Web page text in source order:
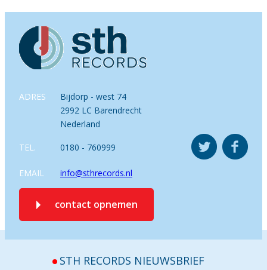
ADRES
Bijdorp - west 74
2992 LC Barendrecht
Nederland
TEL. 0180 - 760999
EMAIL info@sthrecords.nl
contact opnemen
STH RECORDS NIEUWSBRIEF